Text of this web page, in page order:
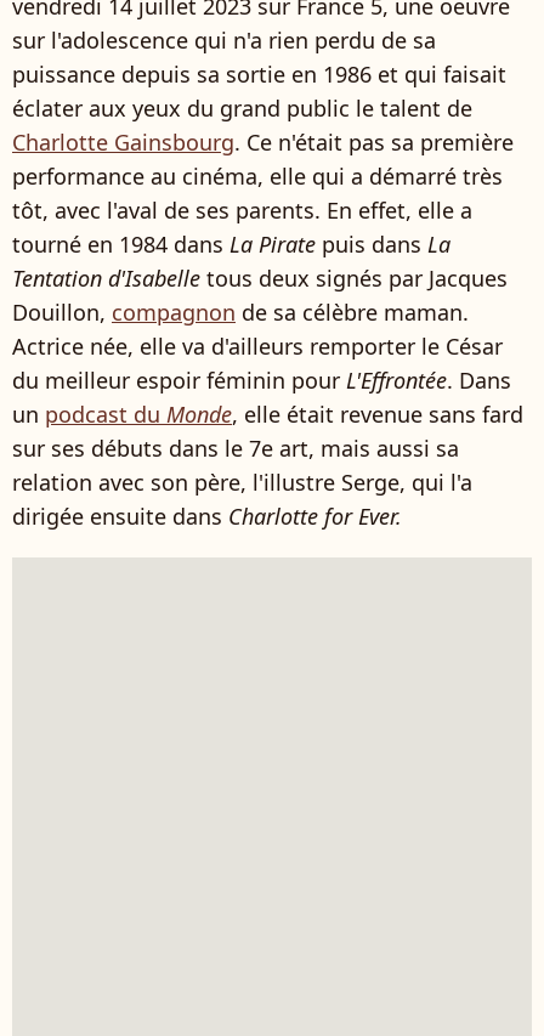
vendredi 14 juillet 2023 sur France 5, une oeuvre
sur l'adolescence qui n'a rien perdu de sa
puissance depuis sa sortie en 1986 et qui faisait
éclater aux yeux du grand public le talent de
Charlotte Gainsbourg. Ce n'était pas sa première
performance au cinéma, elle qui a démarré très
tôt, avec l'aval de ses parents. En effet, elle a
tourné en 1984 dans La Pirate puis dans La
Tentation d'Isabelle tous deux signés par Jacques
Douillon, compagnon de sa célèbre maman.
Actrice née, elle va d'ailleurs remporter le César
du meilleur espoir féminin pour L'Effrontée. Dans
un podcast du Monde, elle était revenue sans fard
sur ses débuts dans le 7e art, mais aussi sa
relation avec son père, l'illustre Serge, qui l'a
dirigée ensuite dans Charlotte for Ever.